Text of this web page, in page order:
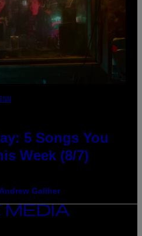
5 Songs You
Week (8/7)
Galiher